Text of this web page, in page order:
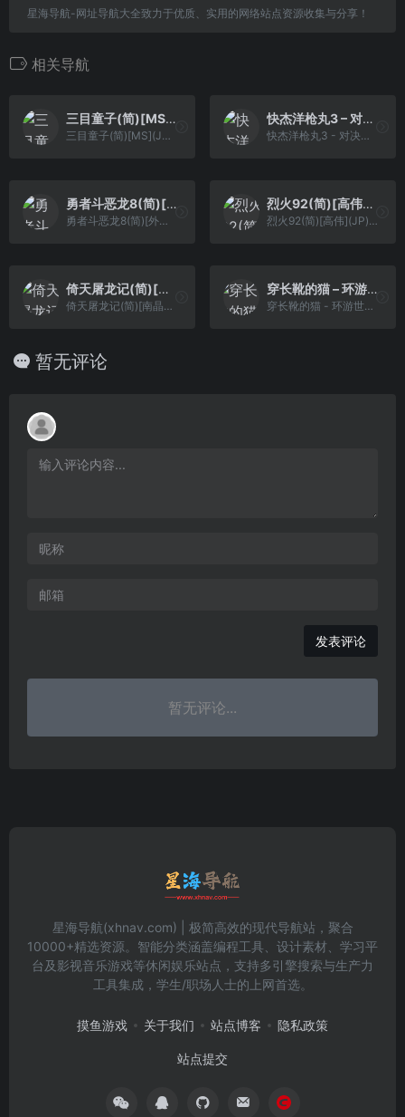
星海导航-网址导航大全致力于优质、实用的网络站点资源收集与分享！
相关导航
三目童子(简)[MS](JP)[ACT](2Mb)
三目童子(简)[MS](JP)[ACT](2Mb)
快杰洋枪丸3 – 对决！相凌轩(简)[高伟](JP)[ACT](2Mb)
快杰洋枪丸3 - 对决！相凌轩(简)[高伟](JP)[ACT](2Mb)
勇者斗恶龙8(简)[外星科技](CN)[RPG](4Mb)
勇者斗恶龙8(简)[外星科技](CN)[RPG](4Mb)
烈火92(简)[高伟](JP)[STG](2Mb)
烈火92(简)[高伟](JP)[STG](2Mb)
倚天屠龙记(简)[南晶科技](CN)[RPG](16Mb)
倚天屠龙记(简)[南晶科技](CN)[RPG](16Mb)
穿长靴的猫 – 环游世界80天大冒险(简)[虫儿](JP)[ACT](0.5Mb)
穿长靴的猫 - 环游世界80天大冒险(简)[虫儿](JP)[ACT](0.5Mb)
暂无评论
发表评论
暂无评论...
星海导航(xhnav.com) | 极简高效的现代导航站，聚合
10000+精选资源。智能分类涵盖编程工具、设计素材、学习平
台及影视音乐游戏等休闲娱乐站点，支持多引擎搜索与生产力
工具集成，学生/职场人士的上网首选。
摸鱼游戏 关于我们 站点博客 隐私政策
站点提交